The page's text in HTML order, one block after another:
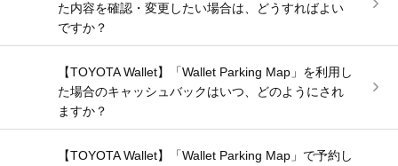
た内容を確認・変更したい場合は、どうすればよい
ですか？
【TOYOTA Wallet】「Wallet Parking Map」を利用し
た場合のキャッシュバックはいつ、どのようにされ
ますか？
【TOYOTA Wallet】「Wallet Parking Map」で予約し